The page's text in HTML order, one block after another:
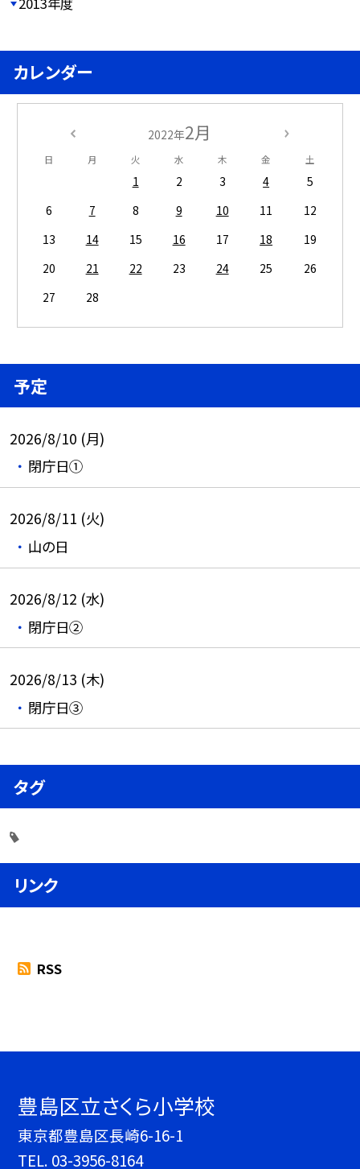
カレンダー
2022年2月
日 月 火 水 木 金 土
1 2 3 4
5
6
7 8 9 10 11
12
13
14 15 16 17 18
19
20
21 22 23 24 25
26
27
28
予定
2026/8/10 (月)
閉庁日①
2026/8/11 (火)
山の日
2026/8/12 (水)
閉庁日②
2026/8/13 (木)
閉庁日③
タグ
リンク
RSS
豊島区立さくら小学校
東京都豊島区長崎6-16-1
TEL. 03-3956-8164